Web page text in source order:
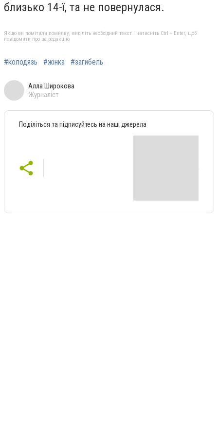
близько 14-ї, та не повернулася.
Якщо ви помітили помилку, виділіть необхідний текст і натисніть Ctrl + Enter, щоб
повідомити про це редакцію
#колодязь #жінка #загибель
Алла Широкова
Журналіст
Поділіться та підписуйтесь на наші джерела